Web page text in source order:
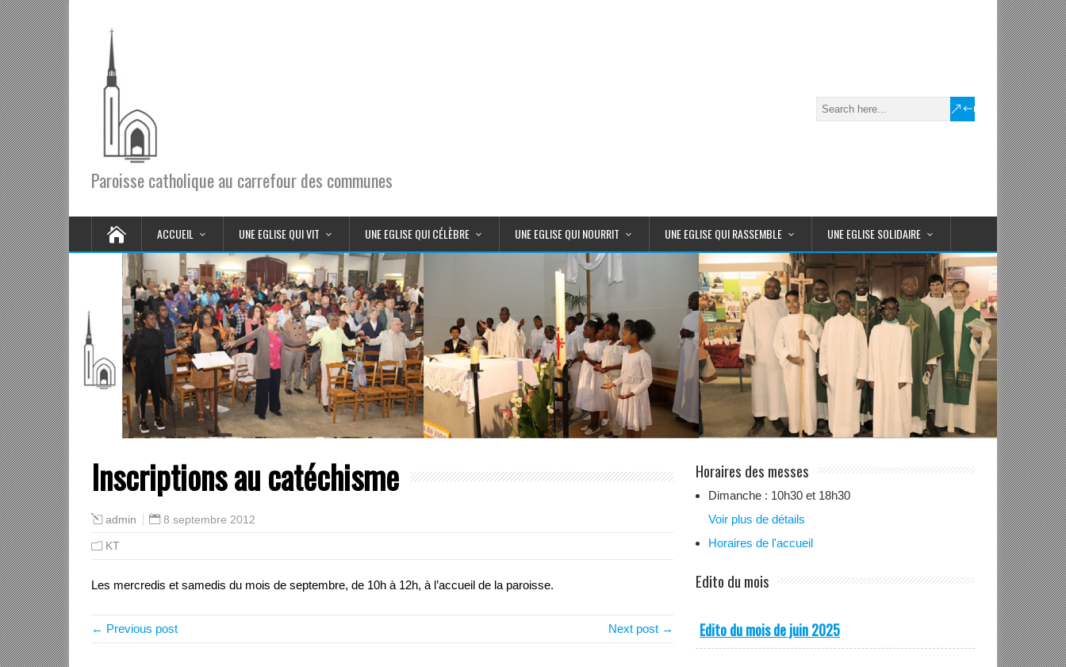
Paroisse catholique au carrefour des communes
ACCUEIL UNE EGLISE QUI VIT UNE EGLISE QUI CÉLÈBRE UNE EGLISE QUI NOURRIT UNE EGLISE QUI RASSEMBLE UNE EGLISE SOLIDAIRE
Inscriptions au catéchisme
admin 8 septembre 2012
KT
Les mercredis et samedis du mois de septembre, de 10h à 12h, à l’accueil de la paroisse.
← Previous post Next post →
Horaires des messes
Dimanche : 10h30 et 18h30
Voir plus de détails
Horaires de l'accueil
Edito du mois
Edito du mois de juin 2025